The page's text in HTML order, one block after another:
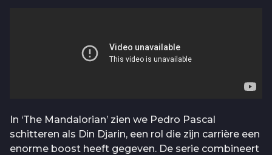
In ‘The Mandalorian’ zien we Pedro Pascal
schitteren als Din Djarin, een rol die zijn carrière een
enorme boost heeft gegeven. De serie combineert